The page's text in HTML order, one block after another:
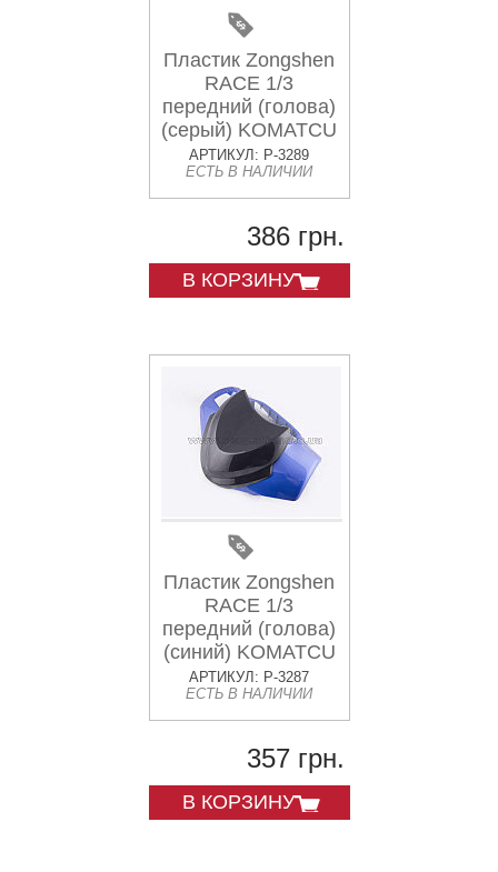
Пластик Zongshen
RACE 1/3
передний (голова)
(серый) KOMATCU
АРТИКУЛ: P-3289
ЕСТЬ В НАЛИЧИИ
386 грн.
В КОРЗИНУ
Пластик Zongshen
RACE 1/3
передний (голова)
(синий) KOMATCU
АРТИКУЛ: P-3287
ЕСТЬ В НАЛИЧИИ
357 грн.
В КОРЗИНУ